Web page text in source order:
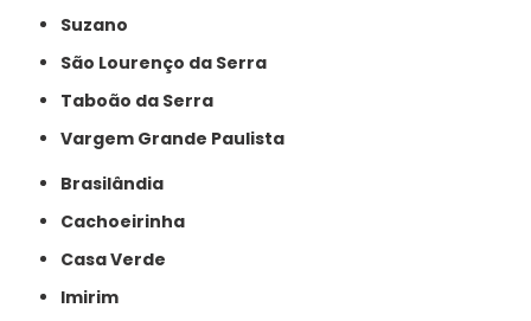
Suzano
São Lourenço da Serra
Taboão da Serra
Vargem Grande Paulista
Brasilândia
Cachoeirinha
Casa Verde
Imirim